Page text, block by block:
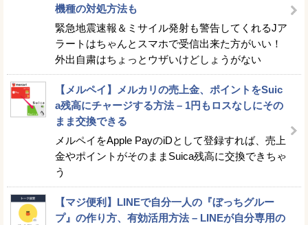
機種の対処方法も
緊急地震速報＆ミサイル発射も警告してくれるJア
ラートはちゃんとスマホで受信出来た方がいい！
外出自粛はちょっとウザいけどしょうがない
【メルペイ】メルカリの売上金、ポイントをSuic
a残高にチャージする方法 – 1円もロスなしにその
まま交換できる
メルペイをApple PayのiDとして登録すれば、売上
金やポイントがそのままSuica残高に交換できちゃ
う
【マジ便利】LINEで自分一人の『ぼっちグルー
プ』の作り方、有効活用方法 – LINEが自分専用の